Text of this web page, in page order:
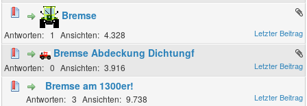
Bremse
1 4.328
Bremse Abdeckung Dichtungf
0 3.916
Bremse am 1300er!
3 9.738